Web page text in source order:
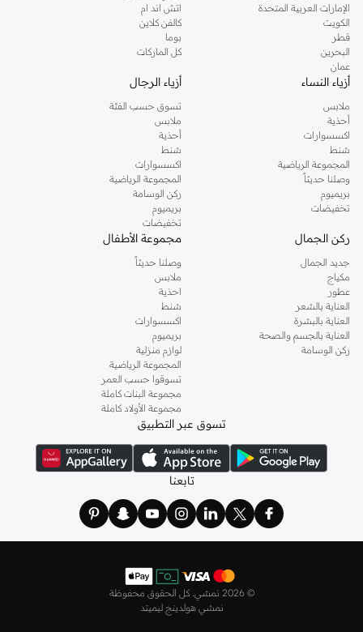
دوروثي بيركنز الشهيرة. تصفحي المجموعة كاملة في متجر دوروثي بيركنز اون لاين او
استخدمي القائمة لتحديد تجربة تسوق دوروثي بيركنز اون لاين. خدمة التوصيل السريعة
والدعم الاستثنائي يضمن لك تجربة تسوق ممتعة دائما مع نمشي.
الإمارات العربية المتحدة
الكويت
قطر
البحرين
عمان
اتش اند ام
كالفن كلاين
بوما
كل الماركات
أزياء النساء
ملابس
أحذية
اكسسوارات
شنط
المجموعة الرياضية
وصلنا حديثاً
بريميوم
تخفيضات
أزياء الرجال
تسوق حسب الفئة
ملابس
أحذية
شنط
اكسسوارات
المجموعة الرياضية
ركن الوسامة
بريميوم
تخفيضات
ركن الجمال
جديد الجمال
مكياج
عطور
العناية بالشعر
العناية بالبشرة
العناية بالجسم والصحة
ركن الوسامة
مجموعة الأطفال
وصلنا حديثاً
ملابس
احذية
شنط
اكسسوارات
بريميوم
لوازم منزلية
المجموعة الرياضية
تسوقوا حسب العمر
مجموعة البنات كاملة
مجموعة الأولاد كاملة
تسوق عبر التطبيق
تابعنا
© 2026 نمشي. كل الحقوق محفوظة
نمشي هولدينج ليميتد